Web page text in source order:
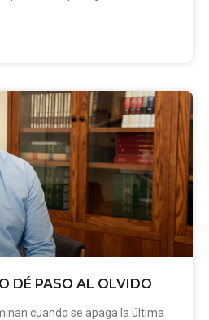
DÉ PASO AL OLVIDO
cuando se apaga la última